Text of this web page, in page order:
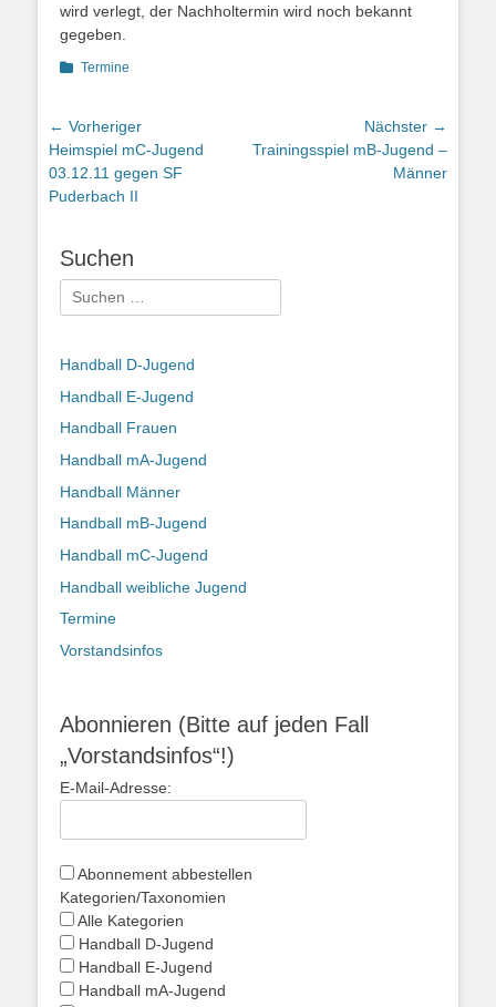
wird verlegt, der Nachholtermin wird noch bekannt
gegeben.
Kategorien
Termine
Beitragsnavigation
← Vorheriger
Vorheriger
Beitrag:
Heimspiel mC-Jugend
03.12.11 gegen SF
Puderbach II
Nächster →
Nächster
Trainingsspiel mB-Jugend –
Männer
Suchen
Suchen
nach:
Handball D-Jugend
Handball E-Jugend
Handball Frauen
Handball mA-Jugend
Handball Männer
Handball mB-Jugend
Handball mC-Jugend
Handball weibliche Jugend
Termine
Vorstandsinfos
Abonnieren (Bitte auf jeden Fall
„Vorstandsinfos“!)
E-Mail-Adresse:
Abonnement abbestellen
Kategorien/Taxonomien
Alle Kategorien
Handball D-Jugend
Handball E-Jugend
Handball mA-Jugend